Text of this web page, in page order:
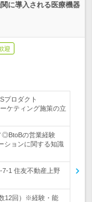
に導入される医療機器
迎
プロダクト
ケティング施策の立
◎BtoBの営業経験
ションに関する知識
7-1 住友不動産上野
12回）※経験・能